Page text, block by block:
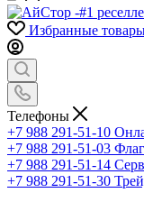
Избранные
Телефоны
+7 988 291-51-10
+7 988 291-51-03
+7 988 291-51-14
+7 988 291-51-30